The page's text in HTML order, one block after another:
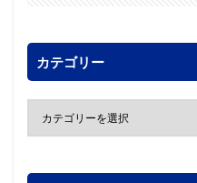
カテゴリー